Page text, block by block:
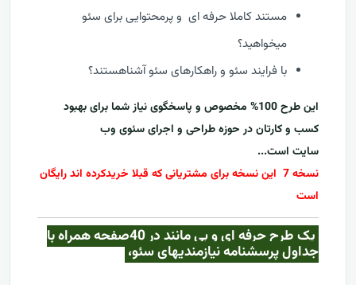
مستند کاملا حرفه ای و پرمحتوایی برای سئو
میخواهید؟
با فرایند سئو و راهکارهای سئو آشناهستند؟
این طرح 100% مخصوص و پاسخگوی نیاز شما برای بهبود
کسب و کارتان در حوزه طراحی و اجرای سئوی وب
سایت است...
نسخه 7 این نسخه برای مشتریانی که قبلا خریدکرده اند رایگان
است
یک طرح حرفه ای و بی مانند در 40صفحه همراه با
جداول پرسشنامه نیازمندیهای سئو،